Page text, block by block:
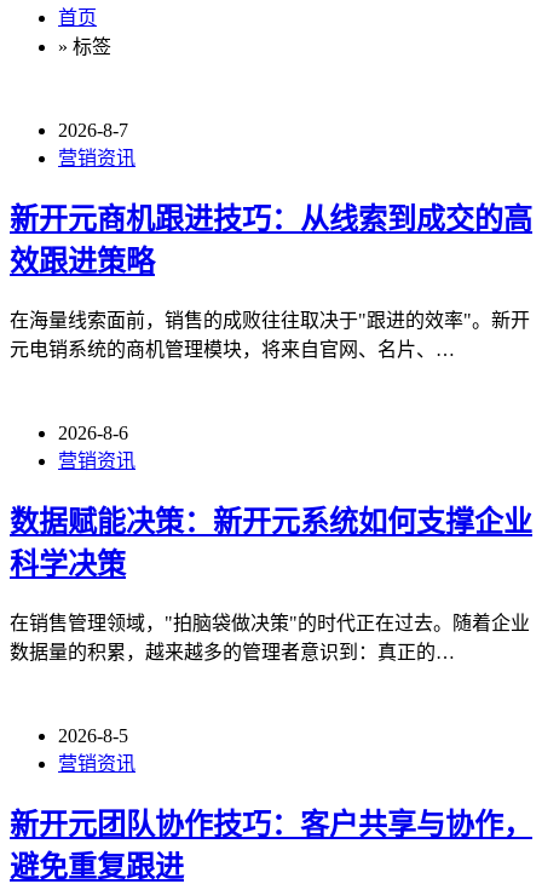
首页
» 标签
2026-8-7
营销资讯
新开元商机跟进技巧：从线索到成交的高
效跟进策略
在海量线索面前，销售的成败往往取决于"跟进的效率"。新开
元电销系统的商机管理模块，将来自官网、名片、…
2026-8-6
营销资讯
数据赋能决策：新开元系统如何支撑企业
科学决策
在销售管理领域，"拍脑袋做决策"的时代正在过去。随着企业
数据量的积累，越来越多的管理者意识到：真正的…
2026-8-5
营销资讯
新开元团队协作技巧：客户共享与协作，
避免重复跟进